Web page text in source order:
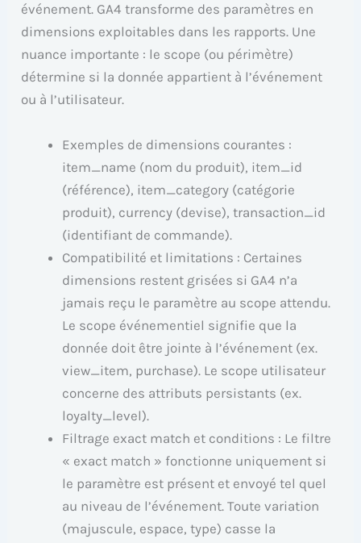
événement. GA4 transforme des paramètres en
dimensions exploitables dans les rapports. Une
nuance importante : le scope (ou périmètre)
détermine si la donnée appartient à l’événement
ou à l’utilisateur.
Exemples de dimensions courantes :
item_name (nom du produit), item_id
(référence), item_category (catégorie
produit), currency (devise), transaction_id
(identifiant de commande).
Compatibilité et limitations : Certaines
dimensions restent grisées si GA4 n’a
jamais reçu le paramètre au scope attendu.
Le scope événementiel signifie que la
donnée doit être jointe à l’événement (ex.
view_item, purchase). Le scope utilisateur
concerne des attributs persistants (ex.
loyalty_level).
Filtrage exact match et conditions : Le filtre
« exact match » fonctionne uniquement si
le paramètre est présent et envoyé tel quel
au niveau de l’événement. Toute variation
(majuscule, espace, type) casse la